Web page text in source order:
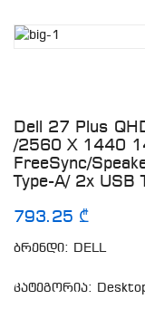
Dell 27 Plus
/2560 X 1440
FreeSync/
Type-A/ 2x USB
793.25 ₾
ბრენდი: DELL
კატეგორია: